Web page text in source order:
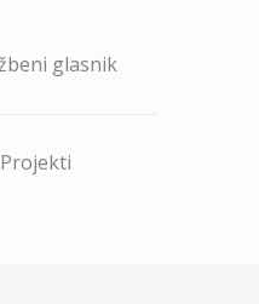
glasnik